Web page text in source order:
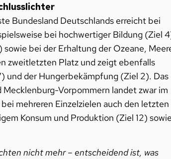
Bundesland Deutschlands erreicht bei
bei hochwertiger Bildung (Ziel
bei der Erhaltung der Ozeane,
zweitletzten Platz und zeigt ebenfalls
und der Hungerbekämpfung (Ziel 2). Das
Vorpommern landet zwar im
mehreren Einzelzielen auch den letzten
Konsum und Produktion (Ziel 12)
nicht mehr – entscheidend ist, was